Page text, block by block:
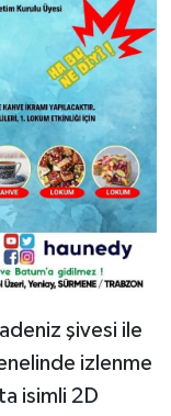
şivesi ile
izlenme
isimli 2D